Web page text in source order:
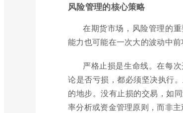
风险管理的核心策略
在期货市场，风险管理的
能力也可能在一次大的波动中
严格止损是生命线。在每
论是否亏损，都必须坚决执行
的地步。没有止损的交易，如
率分析或资金管理原则，而非主